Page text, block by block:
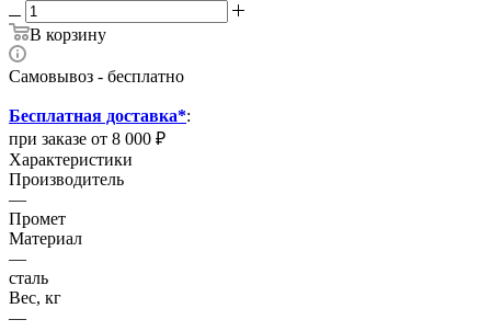
В корзину
Самовывоз - бесплатно
Бесплатная доставка*:
при заказе от 8 000 ₽
Характеристики
Производитель
—
Промет
Материал
—
сталь
Вес, кг
—